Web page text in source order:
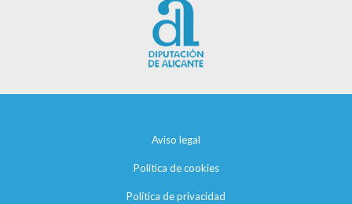
Aviso legal
Política de cookies
Política de privacidad